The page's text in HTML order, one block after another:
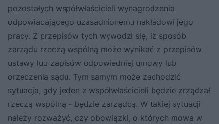
pozostałych współwłaścicieli wynagrodzenia
odpowiadającego uzasadnionemu nakładowi jego
pracy. Z przepisów tych wywodzi się, iż sposób
zarządu rzeczą wspólną może wynikać z przepisów
ustawy lub zapisów odpowiedniej umowy lub
orzeczenia sądu. Tym samym może zachodzić
sytuacja, gdy jeden z współwłaścicieli będzie zrządzał
rzeczą wspólną - będzie zarządcą. W takiej sytuacji
należy rozważyć, czy obowiązki, o których mowa w